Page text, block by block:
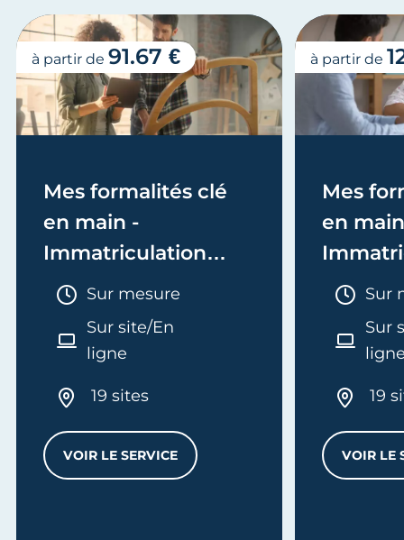
Mes formalités clé
en main -
Immatriculation
(EI/Micro-entreprise
ou réel)
Durée :
Sur mesure
Sur site/En
ligne
19 sites
VOIR LE SERVICEMES FORMALITÉS CLÉ EN MAIN -
à partir de 91.67 €
Mes
en
Sur
Sur
19
VOIR LE
à partir de